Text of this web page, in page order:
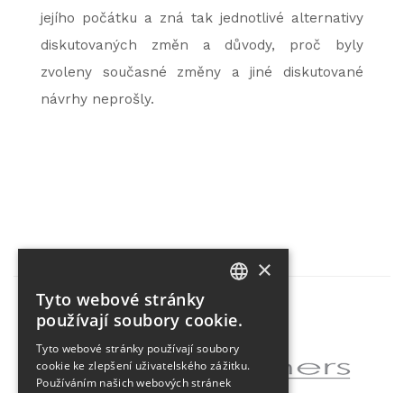
jejího počátku a zná tak jednotlivé alternativy
diskutovaných změn a důvody, proč byly
zvoleny současné změny a jiné diskutované
návrhy neprošly.
Partner projektu
×
Tyto webové stránky
používají soubory cookie.
Tyto webové stránky používají soubory
cookie ke zlepšení uživatelského zážitku.
Používáním našich webových stránek